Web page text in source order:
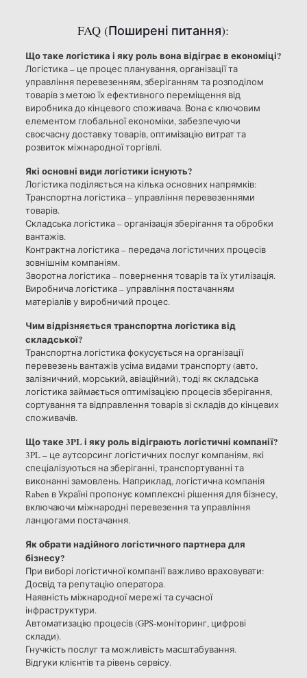
FAQ (Поширені питання):
Що таке логістика і яку роль вона відіграє в економіці?
Логістика – це процес планування, організації та
управління перевезенням, зберіганням та розподілом
товарів з метою їх ефективного переміщення від
виробника до кінцевого споживача. Вона є ключовим
елементом глобальної економіки, забезпечуючи
своєчасну доставку товарів, оптимізацію витрат та
розвиток міжнародної торгівлі.
Які основні види логістики існують?
Логістика поділяється на кілька основних напрямків:
Транспортна логістика – управління перевезеннями
товарів.
Складська логістика – організація зберігання та обробки
вантажів.
Контрактна логістика – передача логістичних процесів
зовнішнім компаніям.
Зворотна логістика – повернення товарів та їх утилізація.
Виробнича логістика – управління постачанням
матеріалів у виробничий процес.
Чим відрізняється транспортна логістика від
складської?
Транспортна логістика фокусується на організації
перевезень вантажів усіма видами транспорту (авто,
залізничний, морський, авіаційний), тоді як складська
логістика займається оптимізацією процесів зберігання,
сортування та відправлення товарів зі складів до кінцевих
споживачів.
Що таке 3PL і яку роль відіграють логістичні компанії?
3PL – це аутсорсинг логістичних послуг компаніям, які
спеціалізуються на зберіганні, транспортуванні та
виконанні замовлень. Наприклад, логістична компанія
Raben в Україні пропонує комплексні рішення для бізнесу,
включаючи міжнародні перевезення та управління
ланцюгами постачання.
Як обрати надійного логістичного партнера для
бізнесу?
При виборі логістичної компанії важливо враховувати:
Досвід та репутацію оператора.
Наявність міжнародної мережі та сучасної
інфраструктури.
Автоматизацію процесів (GPS-моніторинг, цифрові
склади).
Гнучкість послуг та можливість масштабування.
Відгуки клієнтів та рівень сервісу.